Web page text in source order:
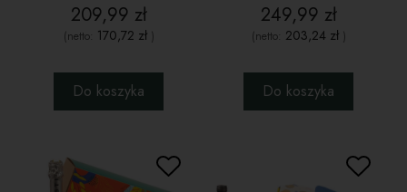
209,99 zł
(netto: 170,72 zł)
Do koszyka
249,99 zł
(netto: 203,24 zł)
Do koszyka